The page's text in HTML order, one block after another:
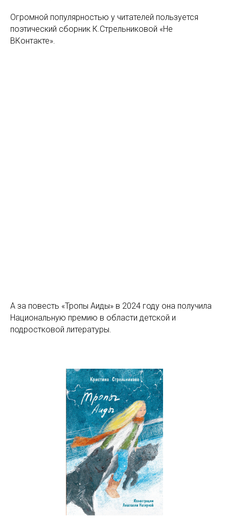
Огромной популярностью у читателей пользуется
поэтический сборник К.Стрельниковой «Не
ВКонтакте».
А за повесть «Тропы Аиды» в 2024 году она получила
Национальную премию в области детской и
подростковой литературы.